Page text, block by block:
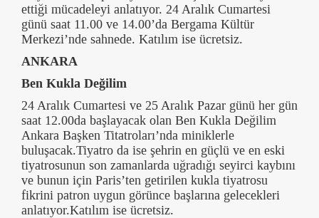
ettiği mücadeleyi anlatıyor. 24 Aralık Cumartesi
günü saat 11.00 ve 14.00’da Bergama Kültür
Merkezi’nde sahnede. Katılım ise ücretsiz.
ANKARA
Ben Kukla Değilim
24 Aralık Cumartesi ve 25 Aralık Pazar günü her gün
saat 12.00da başlayacak olan Ben Kukla Değilim
Ankara Başken Titatroları’nda miniklerle
buluşacak.Tiyatro da ise şehrin en güçlü ve en eski
tiyatrosunun son zamanlarda uğradığı seyirci kaybını
ve bunun için Paris’ten getirilen kukla tiyatrosu
fikrini patron uygun görünce başlarına gelecekleri
anlatıyor.Katılım ise ücretsiz.